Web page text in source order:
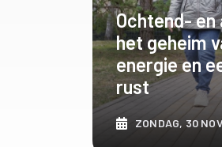
Ochtend-
het geheim
energie en
rust
ZONDAG, 30